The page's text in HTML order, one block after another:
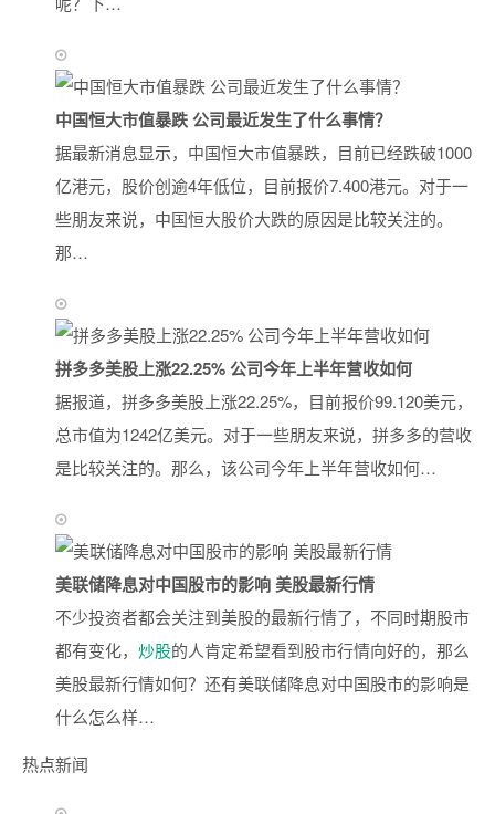
中国恒大市值暴跌 公司最近发生了什么事情？
据最新消息显示，中国恒大市值暴跌，目前已经跌破1000
亿港元，股价创逾4年低位，目前报价7.400港元。对于一
些朋友来说，中国恒大股价大跌的原因是比较关注的。
那…
拼多多美股上涨22.25% 公司今年上半年营收如何
据报道，拼多多美股上涨22.25%，目前报价99.120美元，
总市值为1242亿美元。对于一些朋友来说，拼多多的营收
是比较关注的。那么，该公司今年上半年营收如何…
美联储降息对中国股市的影响 美股最新行情
不少投资者都会关注到美股的最新行情了，不同时期股市
都有变化， 炒股的人肯定希望看到股市行情向好的，那么
美股最新行情如何？还有美联储降息对中国股市的影响是
什么怎么样…
热点新闻